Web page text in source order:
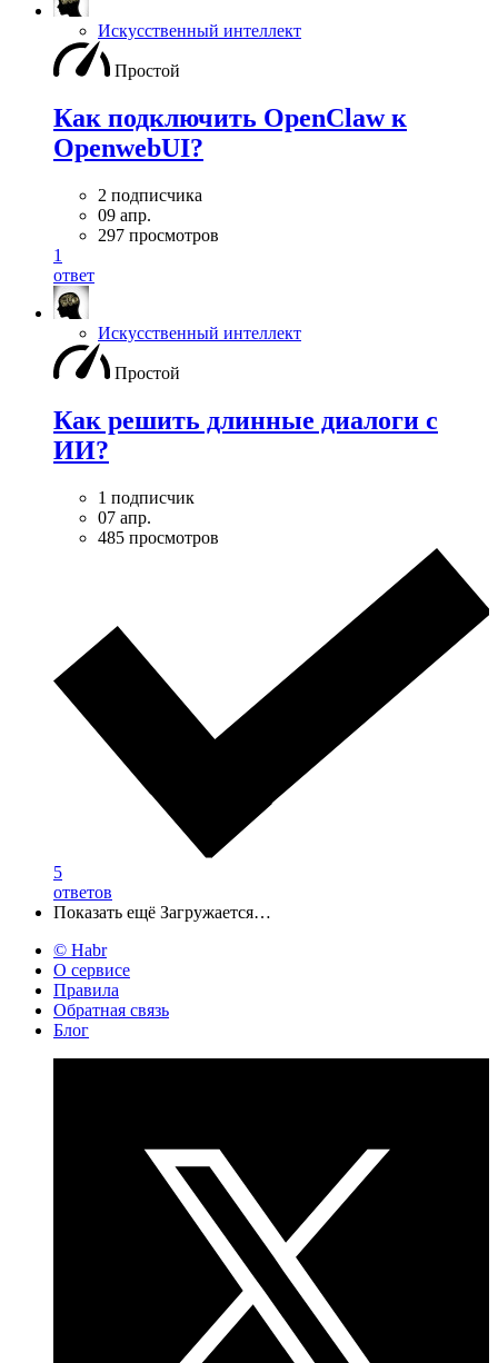
Искусственный интеллект
Простой
Как подключить OpenClaw к
OpenwebUI?
2 подписчика
09 апр.
297 просмотров
1
ответ
Искусственный интеллект
Простой
Как решить длинные диалоги с
ИИ?
1 подписчик
07 апр.
485 просмотров
5
ответов
Показать ещё Загружается…
© Habr
О сервисе
Правила
Обратная связь
Блог